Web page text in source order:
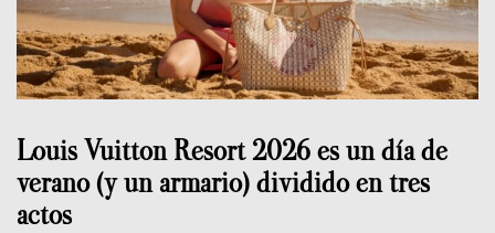
Louis Vuitton Resort 2026 es un día de
verano (y un armario) dividido en tres
actos